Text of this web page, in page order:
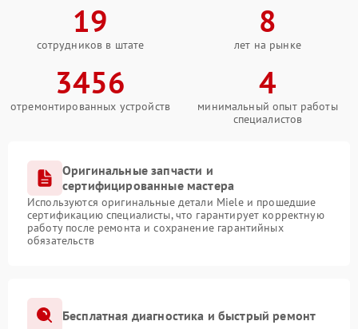
19
сотрудников в штате
8
лет на рынке
3456
отремонтированных устройств
4
минимальный опыт работы
специалистов
Оригинальные запчасти и
сертифицированные мастера
Используются оригинальные детали Miele и прошедшие
сертификацию специалисты, что гарантирует корректную
работу после ремонта и сохранение гарантийных
обязательств
Бесплатная диагностика и быстрый ремонт